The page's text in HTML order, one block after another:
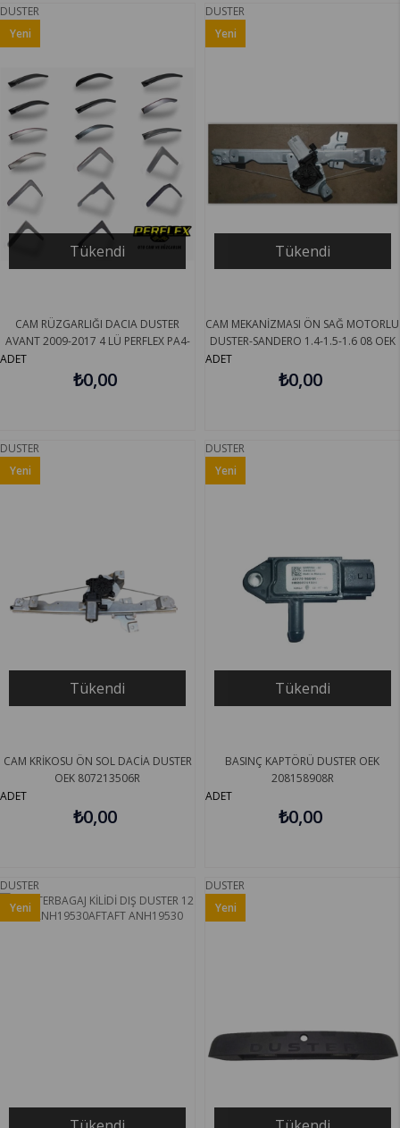
DUSTER
Tükendi
CAM RÜZGARLIĞI DACIA DUSTER
AVANT 2009-2017 4 LÜ PERFLEX PA4-
ADET
₺0,00
Yeni
DUSTER
Tükendi
CAM MEKANİZMASI ÖN SAĞ MOTORLU
DUSTER-SANDERO 1.4-1.5-1.6 08 OEK
ADET
₺0,00
Yeni
DUSTER
Tükendi
CAM KRİKOSU ÖN SOL DACİA DUSTER
OEK 807213506R
ADET
₺0,00
Yeni
DUSTER
Tükendi
BASINÇ KAPTÖRÜ DUSTER OEK
208158908R
ADET
₺0,00
Yeni
DUSTER
Yeni
DUSTER
Yeni